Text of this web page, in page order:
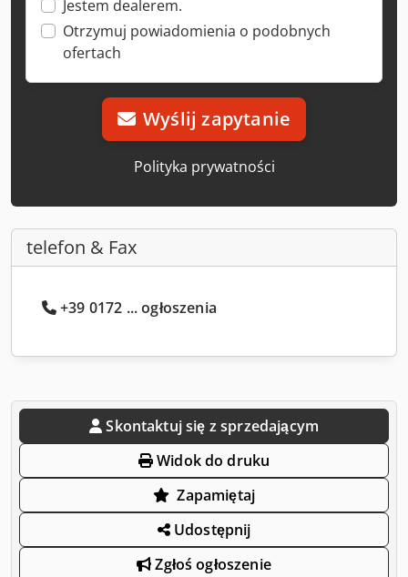
Jestem dealerem.
Otrzymuj powiadomienia o podobnych
ofertach
Wyślij zapytanie
Polityka prywatności
telefon & Fax
+39 0172 ... ogłoszenia
Skontaktuj się z sprzedającym
Widok do druku
Zapamiętaj
Udostępnij
Zgłoś ogłoszenie